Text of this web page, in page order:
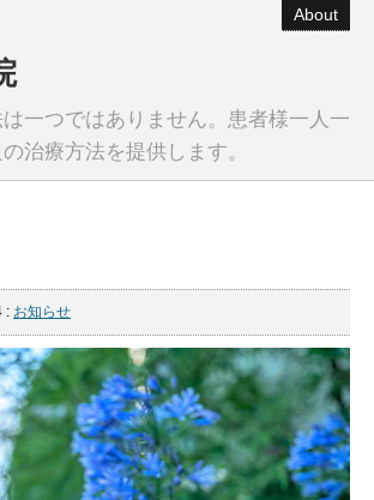
About
一つではありません。患者様一人一
治療方法を提供します。
: お知らせ